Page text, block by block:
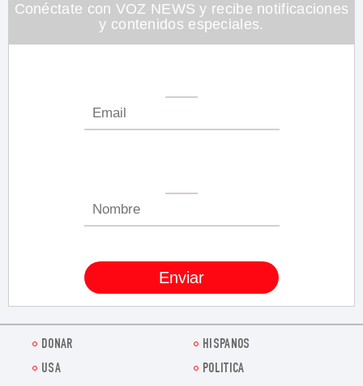
Conéctate con VOZ NEWS y recibe notificaciones
y contenidos especiales.
DONAR
HISPANOS
USA
POLITICA